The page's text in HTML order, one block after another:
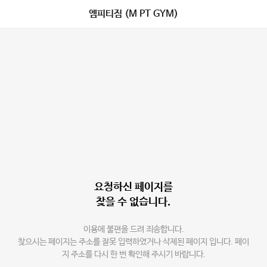
엠피티짐 (M PT GYM)
요청하신 페이지를
찾을 수 없습니다.
이용에 불편을 드려 죄송합니다.
찾으시는 페이지는 주소를 잘못 입력하였거나 삭제된 페이지 입니다. 페이
지 주소를 다시 한 번 확인해 주시기 바랍니다.